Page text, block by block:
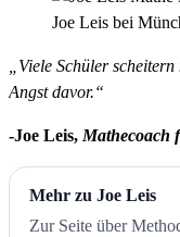
Joe Leis bei
„Viele Schüler
Angst davor.“
-Joe Leis, Mathecoach
Mehr zu Joe Leis
Zur Seite über